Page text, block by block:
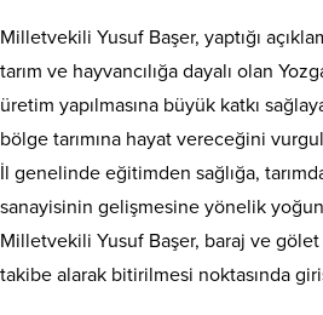
Milletvekili Yusuf Başer, yaptığı
tarım ve hayvancılığa dayalı olan
üretim yapılmasına büyük katkı
bölge tarımına hayat vereceğini
İl genelinde eğitimden sağlığa,
sanayisinin gelişmesine yönelik
Milletvekili Yusuf Başer, baraj ve gölet
takibe alarak bitirilmesi noktasında